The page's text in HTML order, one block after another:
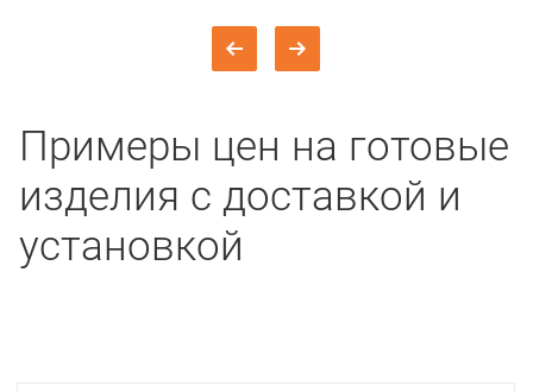
Примеры цен на готовые
изделия с доставкой и
установкой